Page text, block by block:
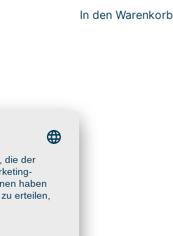
In den Warenkorb